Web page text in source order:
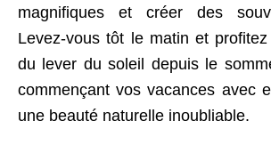
magnifiques et créer des
Levez-vous tôt le matin et
du lever du soleil depuis le
commençant vos vacances avec
une beauté naturelle inoubliable.